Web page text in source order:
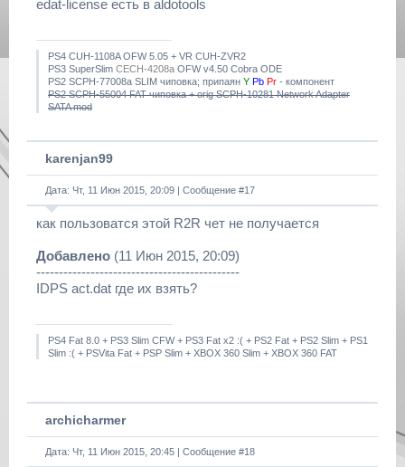
edat-license есть в aldotools
PS4 CUH-1108A OFW 5.05 + VR CUH-ZVR2
PS3 SuperSlim CECH-4208a OFW v4.50 Cobra ODE
PS2 SCPH-77008a SLIM чиповка; припаян Y Pb Pr - компонент
PS2 SCPH-55004 FAT чиповка + orig SCPH-10281 Network Adapter
SATA mod
karenjan99
Дата: Чт, 11 Июн 2015, 20:09 | Сообщение #17
как пользоватся этой R2R чет не получается
Добавлено (11 Июн 2015, 20:09)
---------------------------------------------
IDPS act.dat где их взять?
PS4 Fat 8.0 + PS3 Slim CFW + PS3 Fat x2 :( + PS2 Fat + PS2 Slim + PS1
Slim :( + PSVita Fat + PSP Slim + XBOX 360 Slim + XBOX 360 FAT
archicharmer
Дата: Чт, 11 Июн 2015, 20:45 | Сообщение #18